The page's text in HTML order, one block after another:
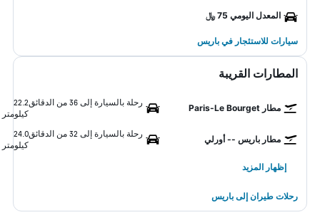
المعدل اليومي 75 ﷼
سيارات للاستئجار في باريس
المطارات القريبة
مطار Paris-Le Bourget
رحلة بالسيارة إلى 36 من الدقائق
22.2
كيلومتر
مطار باريس -- أورلي
رحلة بالسيارة إلى 32 من الدقائق
24.0
كيلومتر
إظهار المزيد
رحلات طيران إلى باريس